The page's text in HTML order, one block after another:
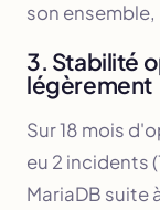
son
3. Stabilité
légèrement
Sur 18 mois
eu 2 incidents
MariaDB suite